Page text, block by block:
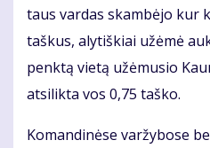
taus var­das skam­bė­jo kur
taš­kus, aly­tiš­kiai už­ėmė
penk­tą vie­tą už­ėmu­sio
at­si­lik­ta vos 0,75 taš­ko.
Ko­man­di­nė­se var­žy­bo­se